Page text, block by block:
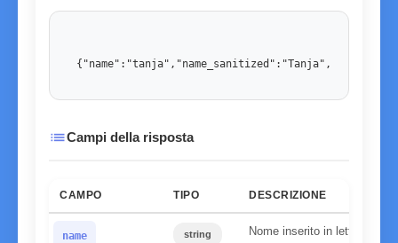
listCampi della risposta
CAMPO TIPO DESCRIZIONE
name string Nome inserito in lettere